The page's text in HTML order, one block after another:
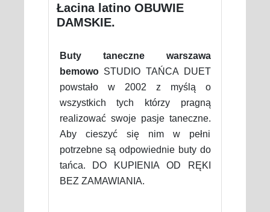
Łacina latino OBUWIE
DAMSKIE.
Buty taneczne warszawa
bemowoSTUDIO TAŃCA DUET
powstało w 2002 z myślą o
wszystkich tych którzy pragną
realizować swoje pasje taneczne.
Aby cieszyć się nim w pełni
potrzebne są odpowiednie buty do
tańca. DO KUPIENIA OD RĘKI
BEZ ZAMAWIANIA.